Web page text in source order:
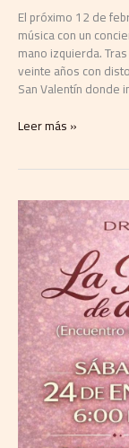
El próximo 12 de
música con un
mano izquierda.
veinte años con
San Valentín donde
de
San
Valentín
en
Málaga
12
febrero
2026
Leer más »
La
Dra.
Tania
Medina
llega
a
Madrid
para
presentar
su
conferencia
«La
belleza
de